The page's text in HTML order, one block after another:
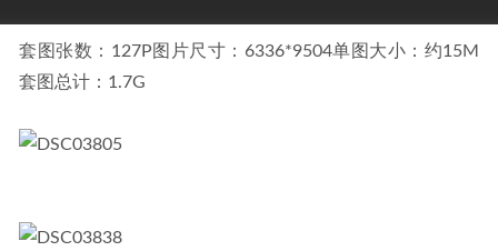
套图张数：127P图片尺寸：6336*9504单图大小：约15M
套图总计：1.7G
白裙美腿J10049
赛车女郎MF00152